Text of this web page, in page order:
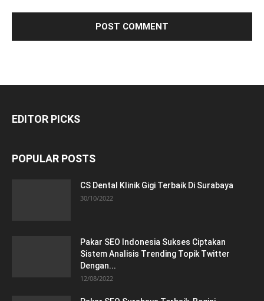
EDITOR PICKS
POPULAR POSTS
CS Dental Klinik Gigi Terbaik Di Surabaya
30/10/2022
Pakar SEO Indonesia Sukses Ciptakan
Sistem Analisis Trending Topik Twitter
Dengan...
12/08/2022